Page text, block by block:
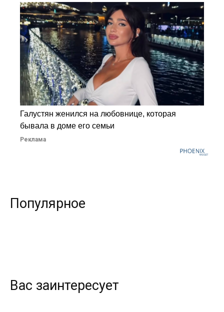
Галустян женился на любовнице, которая
бывала в доме его семьи
Реклама
Популярное
Вас заинтересует